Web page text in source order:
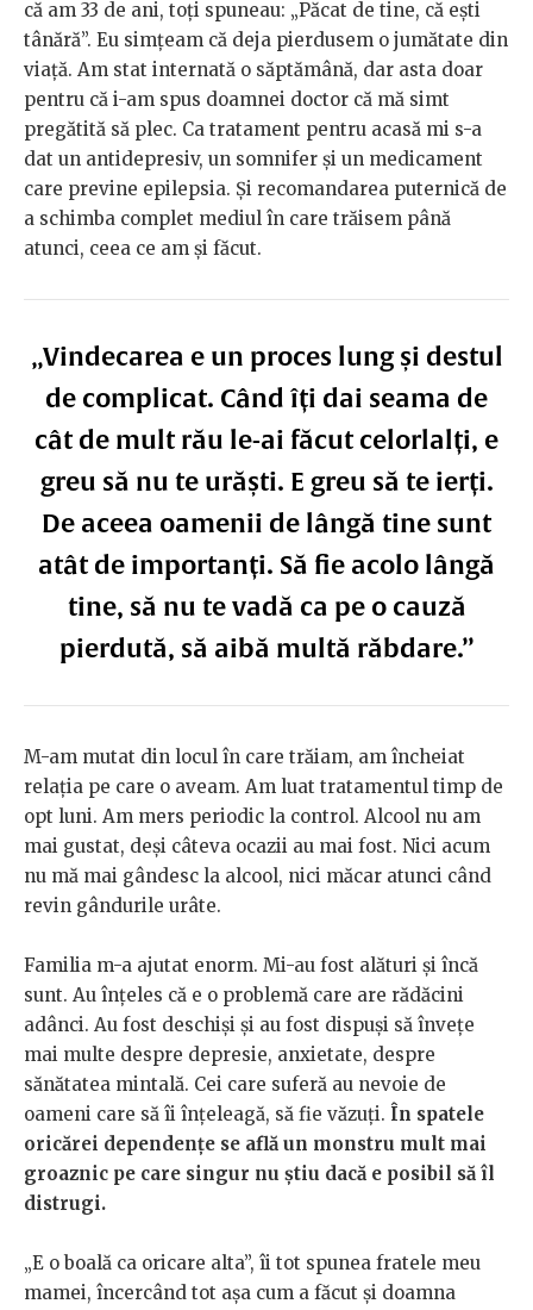
că am 33 de ani, toți spuneau: „Păcat de tine, că ești
tânără”. Eu simțeam că deja pierdusem o jumătate din
viață. Am stat internată o săptămână, dar asta doar
pentru că i-am spus doamnei doctor că mă simt
pregătită să plec. Ca tratament pentru acasă mi s-a
dat un antidepresiv, un somnifer și un medicament
care previne epilepsia. Și recomandarea puternică de
a schimba complet mediul în care trăisem până
atunci, ceea ce am și făcut.
„Vindecarea e un proces lung și destul
de complicat. Când îți dai seama de
cât de mult rău le-ai făcut celorlalți, e
greu să nu te urăști. E greu să te ierți.
De aceea oamenii de lângă tine sunt
atât de importanți. Să fie acolo lângă
tine, să nu te vadă ca pe o cauză
pierdută, să aibă multă răbdare.”
M-am mutat din locul în care trăiam, am încheiat
relația pe care o aveam. Am luat tratamentul timp de
opt luni. Am mers periodic la control. Alcool nu am
mai gustat, deși câteva ocazii au mai fost. Nici acum
nu mă mai gândesc la alcool, nici măcar atunci când
revin gândurile urâte.
Familia m-a ajutat enorm. Mi-au fost alături și încă
sunt. Au înțeles că e o problemă care are rădăcini
adânci. Au fost deschiși și au fost dispuși să învețe
mai multe despre depresie, anxietate, despre
sănătatea mintală. Cei care suferă au nevoie de
oameni care să îi înțeleagă, să fie văzuți. În spatele
oricărei dependențe se află un monstru mult mai
groaznic pe care singur nu știu dacă e posibil să îl
distrugi.
„E o boală ca oricare alta”, îi tot spunea fratele meu
mamei, încercând tot așa cum a făcut și doamna